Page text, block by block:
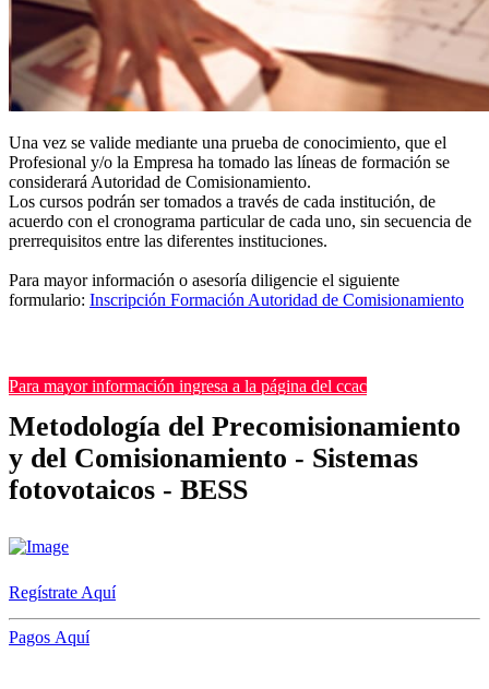
Una vez se valide mediante una prueba de conocimiento, que el
Profesional y/o la Empresa ha tomado las líneas de formación se
considerará Autoridad de Comisionamiento.
Los cursos podrán ser tomados a través de cada institución, de
acuerdo con el cronograma particular de cada uno, sin secuencia de
prerrequisitos entre las diferentes instituciones.
Para mayor información o asesoría diligencie el siguiente
formulario: Inscripción Formación Autoridad de Comisionamiento
Para mayor información ingresa a la página del ccac
Metodología del Precomisionamiento
y del Comisionamiento - Sistemas
fotovotaicos - BESS
Regístrate Aquí
Pagos Aquí